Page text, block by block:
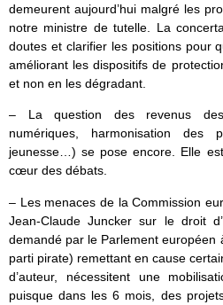
demeurent aujourd’hui malgré les
notre ministre de tutelle. La
doutes et clarifier les positions pour
améliorant les dispositifs de
et non en les dégradant.
– La question des revenus
numériques, harmonisation des
jeunesse…) se pose encore. Elle
cœur des débats.
– Les menaces de la Commission
Jean-Claude Juncker sur le droit
demandé par le Parlement européen
parti pirate) remettant en cause
d’auteur, nécessitent une
puisque dans les 6 mois, des